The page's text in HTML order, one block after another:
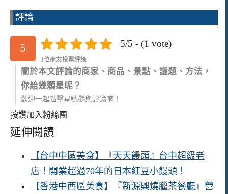
評論
5 5/5 - (1 vote)
1位網友投票評論
關於本文評論的商家、商品、景點、議題、方法，
你給幾顆星呢？
歡迎一起點擊星號參與評論唷！
按讚加入粉絲團
延伸閱讀
【台中中區美食】『天天饅頭』台中超級老
店！開業超過70年的日本紅豆小饅頭！
【香港中西區美食】『新源興燒臘茶餐廳』營